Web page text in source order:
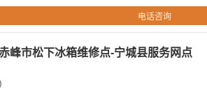
电话咨询
峰市松下冰箱维修点-宁城县服务网点